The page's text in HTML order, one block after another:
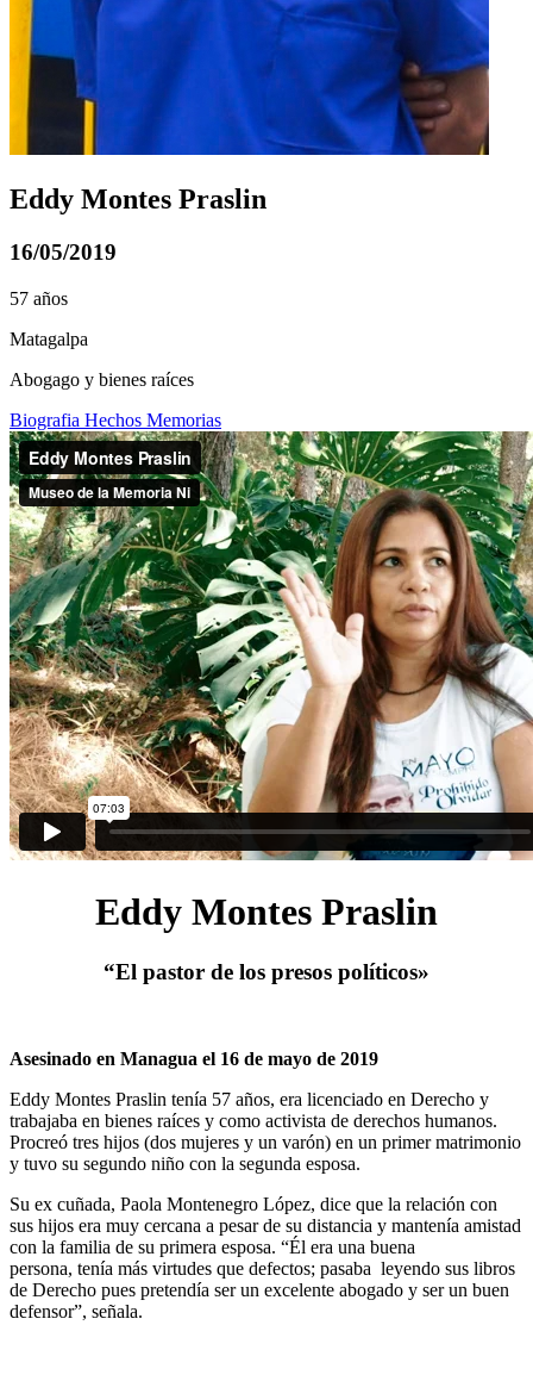
Eddy Montes Praslin
16/05/2019
57 años
Matagalpa
Abogago y bienes raíces
Biografia Hechos Memorias
Eddy Montes Praslin
“El pastor de los presos políticos»
Asesinado en Managua el 16 de mayo de 2019
Eddy Montes Praslin tenía 57 años, era licenciado en Derecho y
trabajaba en bienes raíces y como activista de derechos humanos.
Procreó tres hijos (dos mujeres y un varón) en un primer matrimonio
y tuvo su segundo niño con la segunda esposa.
Su ex cuñada, Paola Montenegro López, dice que la relación con
sus hijos era muy cercana a pesar de su distancia y mantenía amistad
con la familia de su primera esposa. “Él era una buena
persona, tenía más virtudes que defectos; pasaba leyendo sus libros
de Derecho pues pretendía ser un excelente abogado y ser un buen
defensor”, señala.